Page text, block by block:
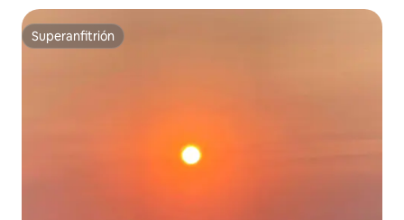
Superanfitrión
Superanfitrión